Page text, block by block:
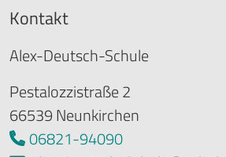
Kontakt
Alex-Deutsch-Schule
Pestalozzistraße 2
66539 Neunkirchen
06821-94090